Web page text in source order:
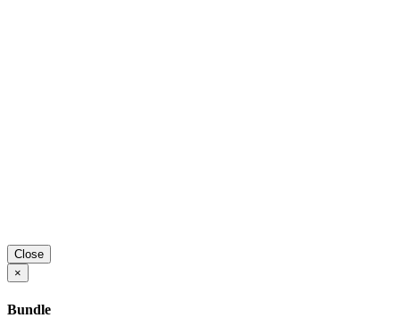
Close
×
Bundle